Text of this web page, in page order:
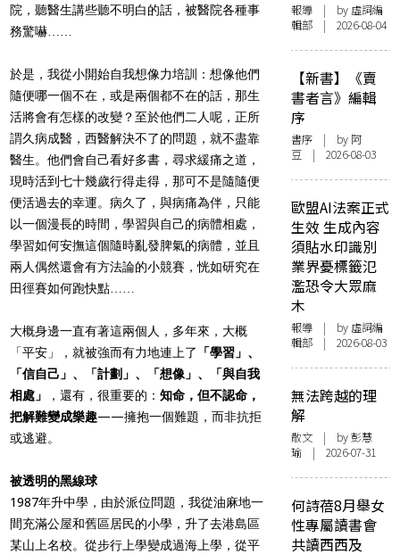
院，聽醫生講些聽不明白的話，被醫院各種事
務驚嚇……
於是，我從小開始自我想像力培訓：想像他們
隨便哪一個不在，或是兩個都不在的話，那生
活將會有怎樣的改變？至於他們二人呢，正所
謂久病成醫，西醫解決不了的問題，就不盡靠
醫生。他們會自己看好多書，尋求緩痛之道，
現時活到七十幾歲行得走得，那可不是隨隨便
便活過去的幸運。病久了，與病痛為伴，只能
以一個漫長的時間，學習與自己的病體相處，
學習如何安撫這個隨時亂發脾氣的病體，並且
兩人偶然還會有方法論的小競賽，恍如研究在
田徑賽如何跑快點……
大概身邊一直有著這兩個人，多年來，大概
「平安」，就被強而有力地連上了
「學習」、
「信自己」、「計劃」、「想像」、「與自我
相處」
，還有，很重要的：知命，但不認命，
把解難變成樂趣——擁抱一個難題，而非抗拒
或逃避。
被透明的黑線球
1987年升中學，由於派位問題，我從油麻地一
間充滿公屋和舊區居民的小學，升了去港島區
某山上名校。從步行上學變成過海上學，從平
報導 | by 虛詞編
輯部 | 2026-08-04
【新書】《賣
書者言》編輯
序
書序 | by 阿
豆 | 2026-08-03
歐盟AI法案正式
生效 生成內容
須貼水印識別
業界憂標籤氾
濫恐令大眾麻
木
報導 | by 虛詞編
輯部 | 2026-08-03
無法跨越的理
解
散文 | by 彭慧
瑜 | 2026-07-31
何詩蓓8月舉女
性專屬讀書會
共讀西西及